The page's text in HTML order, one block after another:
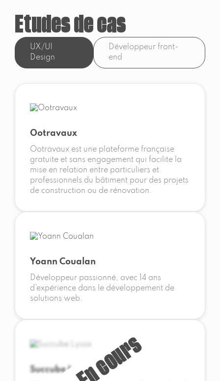
Etudes de cas
UX/UI
Design
Développeur front-
end
Ootravaux
Ootravaux est une plateforme française
gratuite et sans engagement qui facilite la
mise en relation entre particuliers et
professionnels du bâtiment pour des projets
de construction ou de rénovation.
Yoann Coualan
Développeur passionné, avec 14 ans
d'expérience dans le développement de
solutions web.
Succube Lyssa